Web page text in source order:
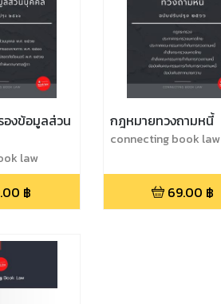
งข้อมูลส่วน
law
฿
กฎหมายทวงถามหนี้
connecting book law
69.00 ฿